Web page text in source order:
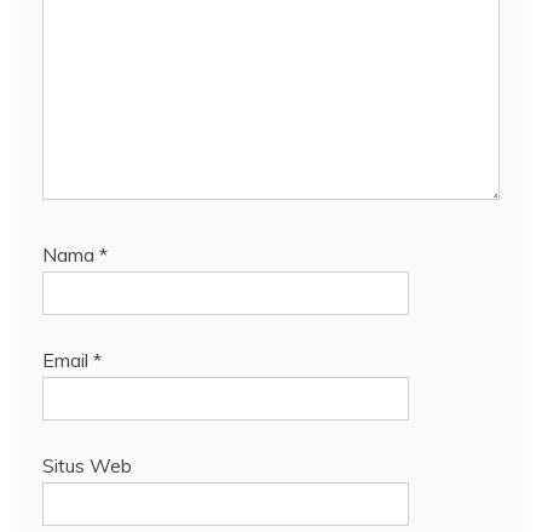
Nama *
Email *
Situs Web